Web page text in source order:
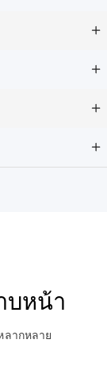
บหน้า
ากหลาย